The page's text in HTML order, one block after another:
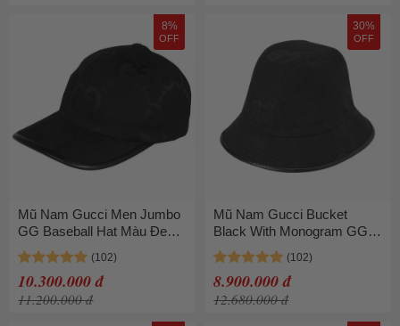
8%
OFF
Mũ Nam Gucci Men Jumbo
GG Baseball Hat Màu Đen
Size L
10.300.000 đ
11.200.000 đ
30%
OFF
Mũ Nam Gucci Bucket
Black With Monogram GG
Logo Supreme 727563
4HAVS 1060 Màu Đen Size
M
8.900.000 đ
12.680.000 đ